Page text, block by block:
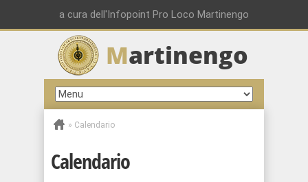
a cura dell'Infopoint Pro Loco Martinengo
Martinengo
» Calendario
Calendario